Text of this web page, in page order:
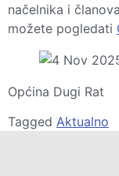
načelnika i
možete pogledati
Općina Dugi Rat
Tagged Aktualno